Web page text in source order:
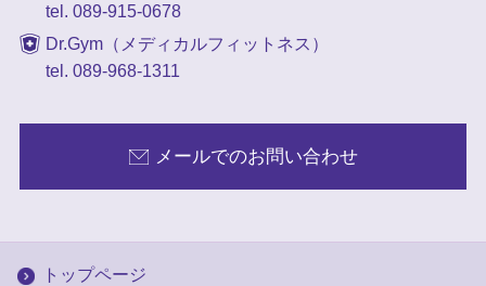
tel. 089-915-0678
Dr.Gym（メディカルフィットネス）
tel. 089-968-1311
メールでのお問い合わせ
トップページ